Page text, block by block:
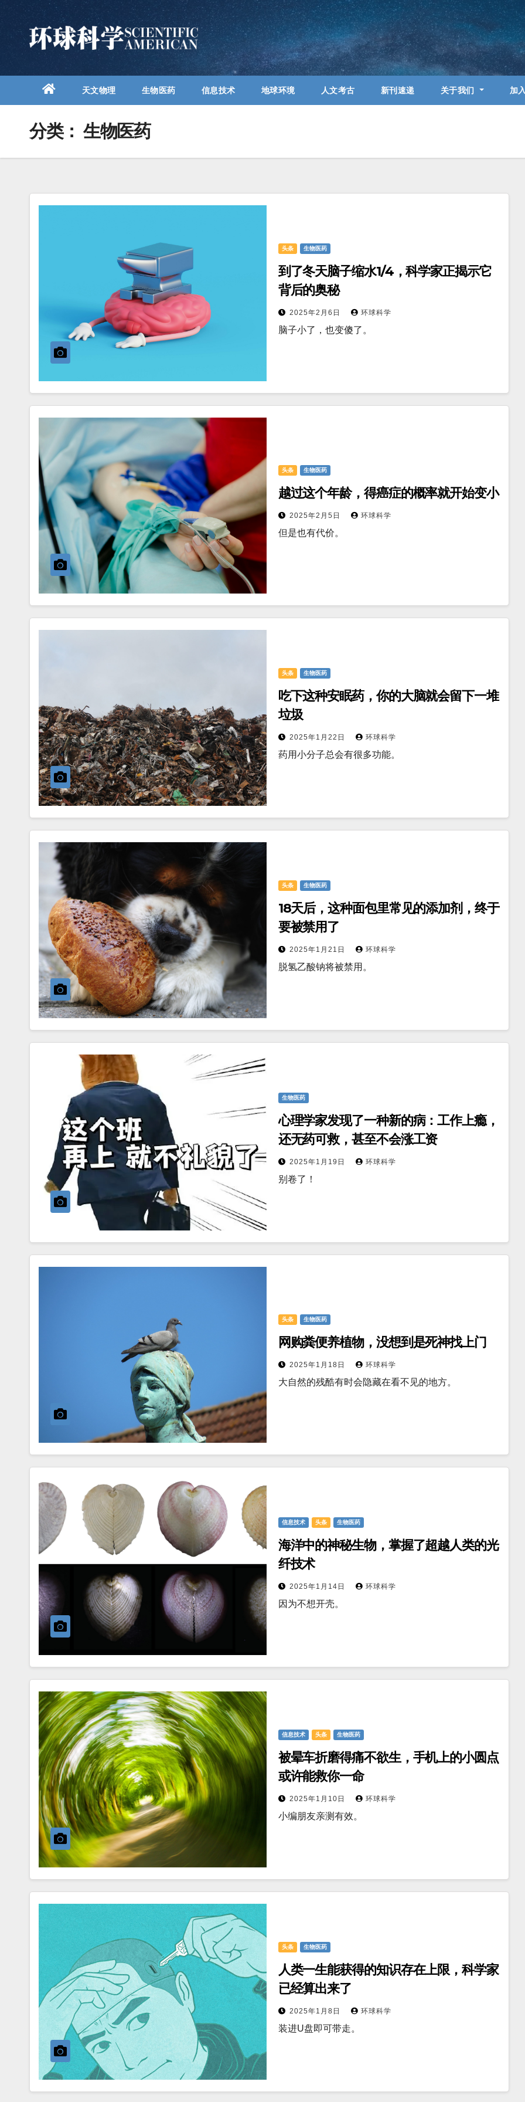
天文物理 生物医药 信息技术 地球环境 人文考古 新刊速递 关于我们 加
分类： 生物医药
头条 生物医药
到了冬天脑子缩水1/4，科学家正揭示它
背后的奥秘
2025年2月6日 环球科学
脑子小了，也变傻了。
头条 生物医药
越过这个年龄，得癌症的概率就开始变小
2025年2月5日 环球科学
但是也有代价。
头条 生物医药
吃下这种安眠药，你的大脑就会留下一堆
垃圾
2025年1月22日 环球科学
药用小分子总会有很多功能。
头条 生物医药
18天后，这种面包里常见的添加剂，终于
要被禁用了
2025年1月21日 环球科学
脱氢乙酸钠将被禁用。
生物医药
心理学家发现了一种新的病：工作上瘾，
还无药可救，甚至不会涨工资
2025年1月19日 环球科学
别卷了！
头条 生物医药
网购粪便养植物，没想到是死神找上门
2025年1月18日 环球科学
大自然的残酷有时会隐藏在看不见的地方。
信息技术 头条 生物医药
海洋中的神秘生物，掌握了超越人类的光
纤技术
2025年1月14日 环球科学
因为不想开壳。
信息技术 头条 生物医药
被晕车折磨得痛不欲生，手机上的小圆点
或许能救你一命
2025年1月10日 环球科学
小编朋友亲测有效。
头条 生物医药
人类一生能获得的知识存在上限，科学家
已经算出来了
2025年1月8日 环球科学
装进U盘即可带走。